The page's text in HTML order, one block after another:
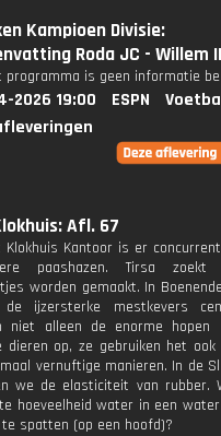
Kampioen Divisie:
Roda JC - Willem II
programma is geen informatie
2026 19:00 ESPN
Afl. 67
Klokhuis Kantoor is er
paashazen. Tirsa
worden gemaakt. In
de ijzersterke mestkevers
niet alleen de enorme hopen
dieren op, ze gebruiken het ook
vernuftige manieren. In de
we de elasticiteit van rubber.
hoeveelheid water in een
spatten (op een hoofd)?